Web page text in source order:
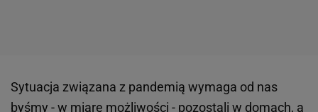
Sytuacja związana z pandemią wymaga od nas
byśmy - w miarę możliwości - pozostali w domach, a